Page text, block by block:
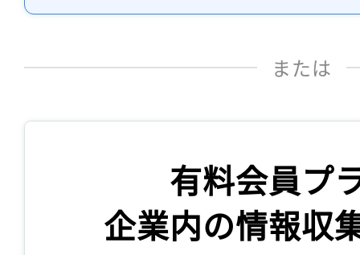
または
有料会員プ
企業内の情報収